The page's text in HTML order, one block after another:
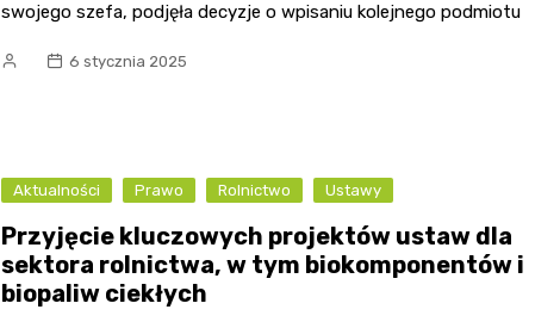
swojego szefa, podjęła decyzje o wpisaniu kolejnego podmiotu
6 stycznia 2025
Aktualności Prawo Rolnictwo Ustawy
Przyjęcie kluczowych projektów ustaw dla
sektora rolnictwa, w tym biokomponentów i
biopaliw ciekłych